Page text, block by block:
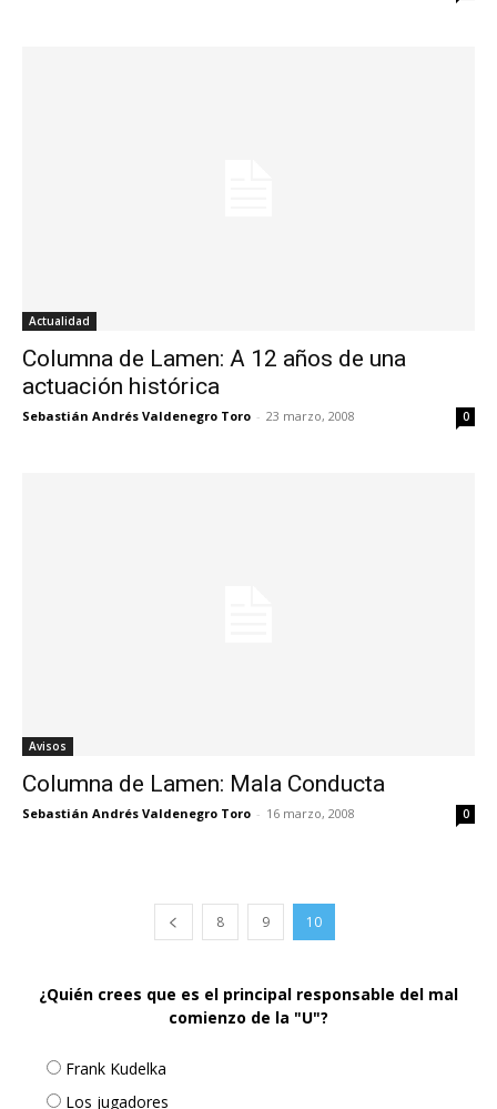
Actualidad
Columna de Lamen: A 12 años de una
actuación histórica
Sebastián Andrés Valdenegro Toro - 23 marzo, 2008 0
Avisos
Columna de Lamen: Mala Conducta
Sebastián Andrés Valdenegro Toro - 16 marzo, 2008 0
8 9 10
¿Quién crees que es el principal responsable del mal
comienzo de la "U"?
Frank Kudelka
Los jugadores